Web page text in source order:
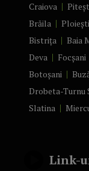
Craiova
Brăila
Ploiești
Bistrița
Baia
Deva
Focșani
Botoșani
Drobeta-Turnu
Slatina
Link-